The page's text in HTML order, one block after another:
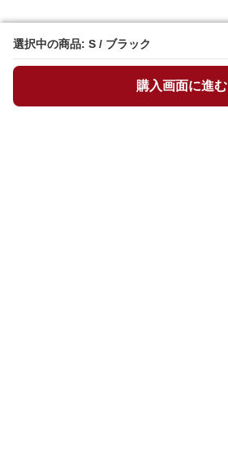
選択中の商品: S / ブラック
購入画面に進む
選択中の商品: S / ブラック
購入画面に進む